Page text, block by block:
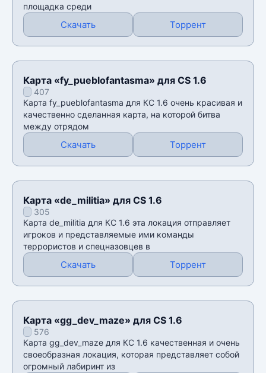
площадка среди
Скачать Торрент
Карта «fy_pueblofantasma» для CS 1.6
407
Карта fy_pueblofantasma для КС 1.6 очень красивая и
качественно сделанная карта, на которой битва
между отрядом
Скачать Торрент
Карта «de_militia» для CS 1.6
305
Карта de_militia для КС 1.6 эта локация отправляет
игроков и представляемые ими команды
террористов и спецназовцев в
Скачать Торрент
Карта «gg_dev_maze» для CS 1.6
576
Карта gg_dev_maze для КС 1.6 качественная и очень
своеобразная локация, которая представляет собой
огромный лабиринт из